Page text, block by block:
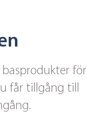
för
får tillgång till